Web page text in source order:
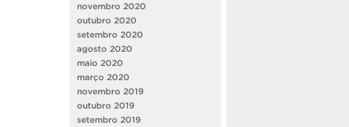
novembro 2020
outubro 2020
setembro 2020
agosto 2020
maio 2020
março 2020
novembro 2019
outubro 2019
setembro 2019